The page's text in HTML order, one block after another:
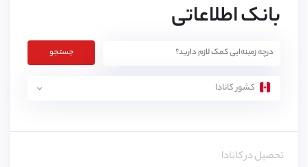
بانک اطلاعاتی
جستجو
کشور کانادا
تحصیل در کانادا